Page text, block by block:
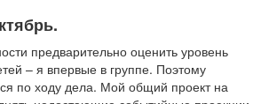
предварительно оценить уровень
– я впервые в группе. Поэтому
по ходу дела. Мой общий проект на